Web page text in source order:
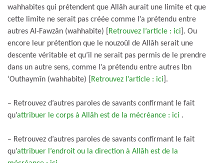
wahhabites qui prétendent que Allâh aurait une limite et que
cette limite ne serait pas créée comme l’a prétendu entre
autres Al-Fawzân (wahhabite) [
Retrouvez l’article : ici ]. Ou
encore leur prétention que le nouzoûl de Allâh serait une
descente véritable et qu’il ne serait pas permis de le prendre
dans un autre sens, comme l’a prétendu entre autres Ibn
‘Outhaymîn (wahhabite) [
Retrouvez l’article : ici ].
– Retrouvez d’autres paroles de savants confirmant le fait
qu’attribuer le corps à Allâh est de la mécréance : ici .
– Retrouvez d’autres paroles de savants confirmant le fait
qu’attribuer l’endroit ou la direction à Allâh est de la